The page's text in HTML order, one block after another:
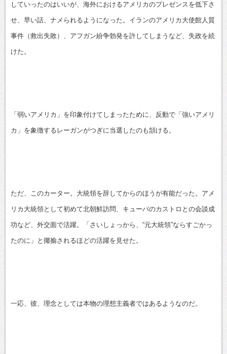
していったのはいいが、海外におけるアメリカのプレゼンスを低下さ
せ、早い話、ナメられるようになった。イランのアメリカ大使館人質
事件（救出失敗）、アフガン紛争勃発を許してしまうなど、失政を続
けた。
「弱いアメリカ」を印象付けてしまったために、反動で「強いアメリ
カ」を象徴するレーガンがつぎに当選したのも頷ける。
ただ、このカーター。大統領を辞してからのほうが有能だった。アメ
リカ大統領として初めて北朝鮮訪問、キューバのカストロとの会談成
功など、外交面で活躍。「さいしょっから、“元大統領”ならすごかっ
たのに」と揶揄されるほどの活躍を見せた。
一応、彼、理念としては本物の理想主義者ではあるようなのだ。